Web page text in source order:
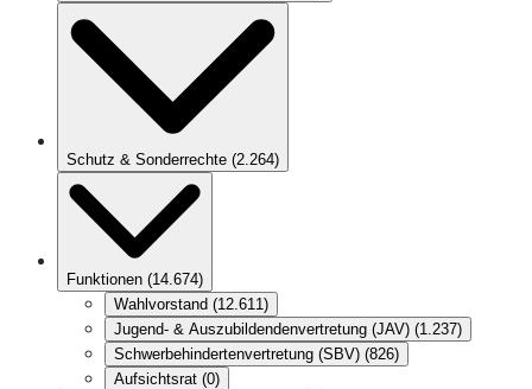
Schutz & Sonderrechte (2.264)
Funktionen (14.674)
Wahlvorstand (12.611)
Jugend- & Auszubildendenvertretung (JAV) (1.237)
Schwerbehindertenvertretung (SBV) (826)
Aufsichtsrat (0)